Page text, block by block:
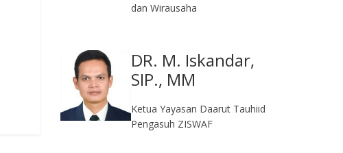
dan Wirausaha
DR. M. Iskandar,
SIP., MM
Ketua Yayasan Daarut Tauhiid
Pengasuh ZISWAF